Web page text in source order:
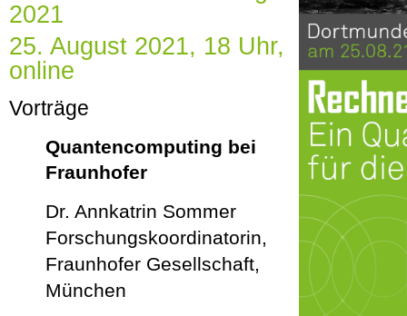
2021
25. August 2021, 18 Uhr,
online
Vorträge
Quantencomputing bei
Fraunhofer
Dr. Annkatrin Sommer
Forschungskoordinatorin,
Fraunhofer Gesellschaft,
München